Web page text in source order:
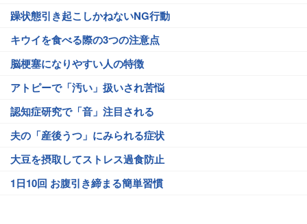
躁状態引き起こしかねないNG行動
キウイを食べる際の3つの注意点
脳梗塞になりやすい人の特徴
アトピーで「汚い」扱いされ苦悩
認知症研究で「音」注目される
夫の「産後うつ」にみられる症状
大豆を摂取してストレス過食防止
1日10回 お腹引き締まる簡単習慣